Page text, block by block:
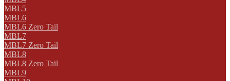
MBL5
MBL6
MBL6 Zero Tail
MBL7
MBL7 Zero Tail
MBL8
MBL8 Zero Tail
MBL9